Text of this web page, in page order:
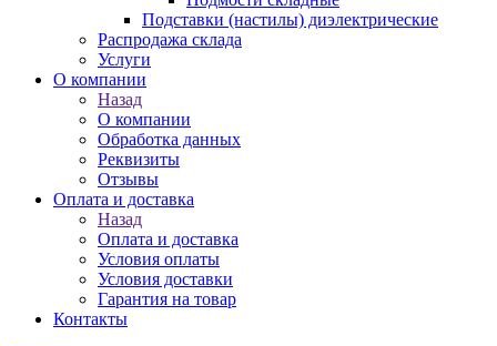
Подставки (настилы) диэлектрические
Распродажа склада
Услуги
О компании
Назад
О компании
Обработка данных
Реквизиты
Отзывы
Оплата и доставка
Назад
Оплата и доставка
Условия оплаты
Условия доставки
Гарантия на товар
Контакты